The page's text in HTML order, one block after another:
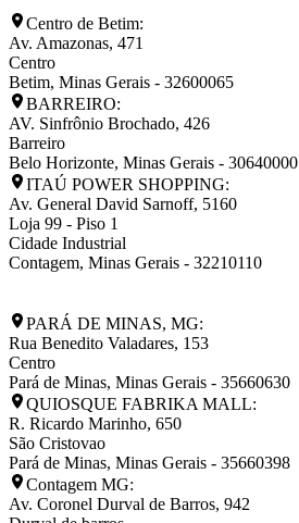
Centro de Betim:
Av. Amazonas, 471
Centro
Betim, Minas Gerais - 32600065
BARREIRO:
AV. Sinfrônio Brochado, 426
Barreiro
Belo Horizonte, Minas Gerais - 30640000
ITAÚ POWER SHOPPING:
Av. General David Sarnoff, 5160
Loja 99 - Piso 1
Cidade Industrial
Contagem, Minas Gerais - 32210110
PARÁ DE MINAS, MG:
Rua Benedito Valadares, 153
Centro
Pará de Minas, Minas Gerais - 35660630
QUIOSQUE FABRIKA MALL:
R. Ricardo Marinho, 650
São Cristovao
Pará de Minas, Minas Gerais - 35660398
Contagem MG:
Av. Coronel Durval de Barros, 942